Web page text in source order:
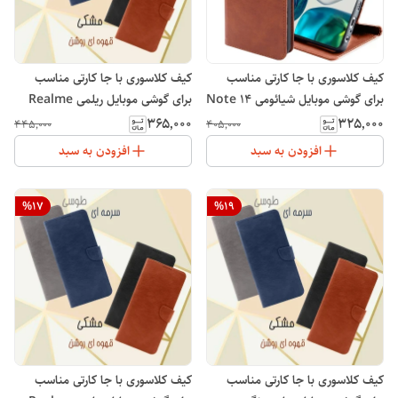
کیف کلاسوری با جا کارتی مناسب
برای گوشی موبایل شیائومی Note 14
Pro 4G
۳۲۵٬۰۰۰ ۴۰۵٬۰۰۰
افزودن به سبد
کیف کلاسوری با جا کارتی مناسب
برای گوشی موبایل ریلمی Realme
C71
۳۶۵٬۰۰۰ ۴۴۵٬۰۰۰
افزودن به سبد
%19
کیف کلاسوری با جا کارتی مناسب
%17
کیف کلاسوری با جا کارتی مناسب